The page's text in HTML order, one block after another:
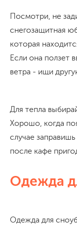
Посмотри, не
снегозащитная
которая
Если она ползет
ветра - ищи
Для тепла
Хорошо, когда
случае
после кафе
Одежда
Одежда для